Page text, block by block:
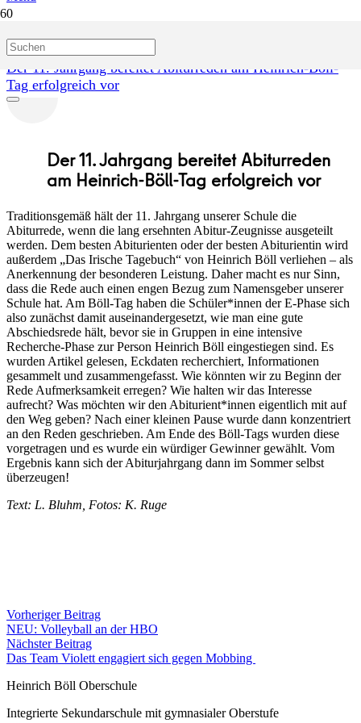
Blog
Der 11. Jahrgang bereitet Abiturreden am Heinrich-Böll-
Tag erfolgreich vor
Der 11. Jahrgang bereitet Abiturreden
am Heinrich-Böll-Tag erfolgreich vor
Traditionsgemäß hält der 11. Jahrgang unserer Schule die
Abiturrede, wenn die lang ersehnten Abitur-Zeugnisse ausgeteilt
werden. Dem besten Abiturienten oder der besten Abiturientin wird
außerdem „Das Irische Tagebuch“ von Heinrich Böll verliehen – als
Anerkennung der besonderen Leistung. Daher macht es nur Sinn,
dass die Rede auch einen engen Bezug zum Namensgeber unserer
Schule hat. Am Böll-Tag haben die Schüler*innen der E-Phase sich
also zunächst damit auseinandergesetzt, wie man eine gute
Abschiedsrede hält, bevor sie in Gruppen in eine intensive
Recherche-Phase zur Person Heinrich Böll eingestiegen sind. Es
wurden Artikel gelesen, Eckdaten recherchiert, Informationen
gesammelt und zusammengefasst. Wie könnten wir zu Beginn der
Rede Aufmerksamkeit erregen? Wie halten wir das Interesse
aufrecht? Was möchten wir den Abiturient*innen eigentlich mit auf
den Weg geben? Nach einer kleinen Pause wurde dann konzentriert
an den Reden geschrieben. Am Ende des Böll-Tags wurden diese
vorgetragen und es wurde ein würdiger Gewinner gewählt. Vom
Ergebnis kann sich der Abiturjahrgang dann im Sommer selbst
überzeugen!
Text: L. Bluhm, Fotos: K. Ruge
Vorheriger Beitrag
NEU: Volleyball an der HBO
Nächster Beitrag
Das Team Violett engagiert sich gegen Mobbing
Heinrich Böll Oberschule
Integrierte Sekundarschule mit gymnasialer Oberstufe